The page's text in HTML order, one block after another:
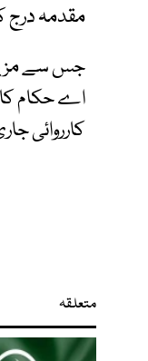
مقدمہ درج
جس سے مزید
اے حکام کا
کارروائی
متعلقہ